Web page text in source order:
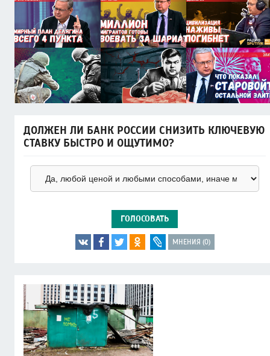
ДОЛЖЕН ЛИ БАНК РОССИИ СНИЗИТЬ КЛЮЧЕВУЮ
СТАВКУ БЫСТРО И ОЩУТИМО?
ГОЛОСОВАТЬ
МНЕНИЯ (0)